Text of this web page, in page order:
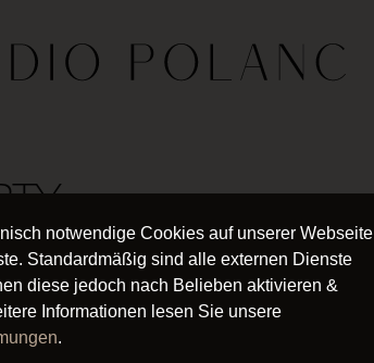
notwendige Cookies auf unserer Webseite
Standardmäßig sind alle externen Dienste
diese jedoch nach Belieben aktivieren &
Informationen lesen Sie unsere
.